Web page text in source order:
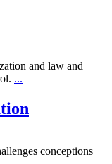
and law and
...
conceptions